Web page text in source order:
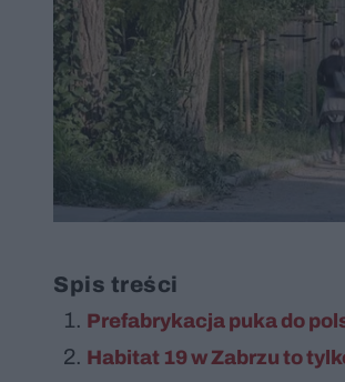
Spis treści
Prefabrykacja puka do
Habitat 19 w Zabrzu to